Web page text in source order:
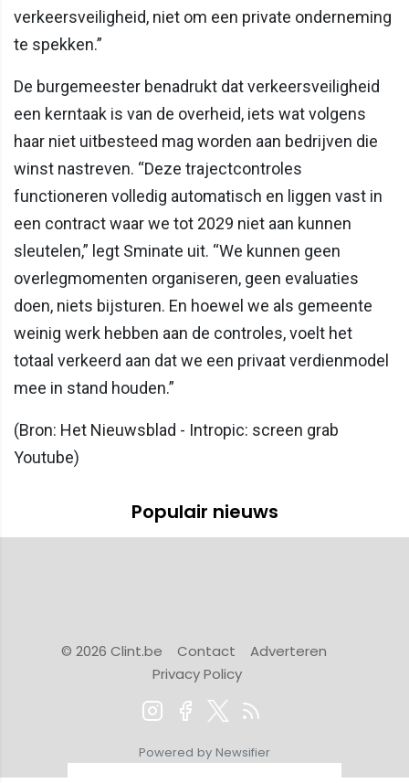
verkeersveiligheid, niet om een private onderneming
te spekken.”
De burgemeester benadrukt dat verkeersveiligheid
een kerntaak is van de overheid, iets wat volgens
haar niet uitbesteed mag worden aan bedrijven die
winst nastreven. “Deze trajectcontroles
functioneren volledig automatisch en liggen vast in
een contract waar we tot 2029 niet aan kunnen
sleutelen,” legt Sminate uit. “We kunnen geen
overlegmomenten organiseren, geen evaluaties
doen, niets bijsturen. En hoewel we als gemeente
weinig werk hebben aan de controles, voelt het
totaal verkeerd aan dat we een privaat verdienmodel
mee in stand houden.”
(Bron: Het Nieuwsblad - Intropic: screen grab
Youtube)
Populair nieuws
© 2026 Clint.be Contact
Adverteren
Privacy Policy
Powered by Newsifier